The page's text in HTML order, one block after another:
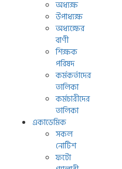
অধ্যক্ষ
উপাধ্যক্ষ
অধ্যক্ষের
বাণী
শিক্ষক
পরিষদ
কর্মকর্তাদের
তালিকা
কর্মচারীদের
তালিকা
একাডেমিক
সকল
নোটিশ
ফটো